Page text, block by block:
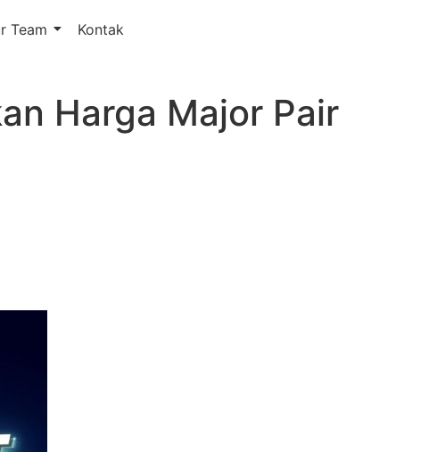
Team Kontak
Harga Major Pair